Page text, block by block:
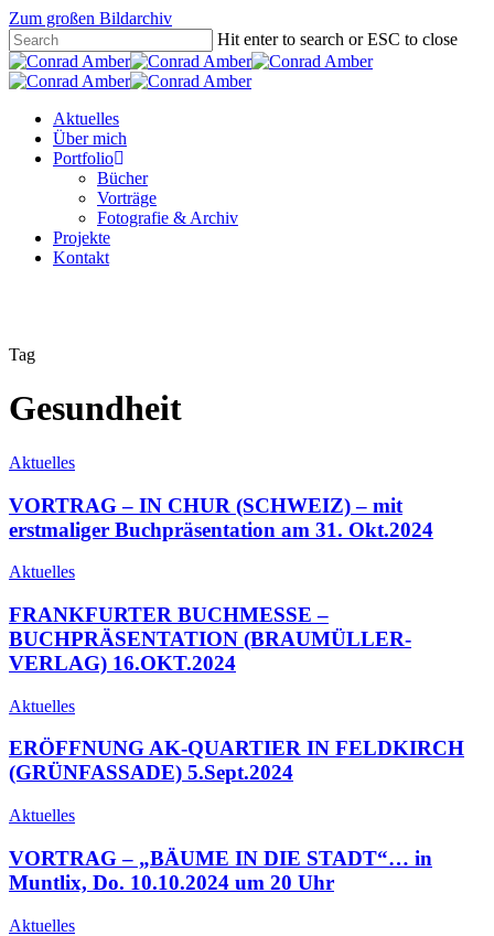
Zum großen Bildarchiv
Hit enter to search or ESC to close
Aktuelles
Über mich
Portfolio
Bücher
Vorträge
Fotografie & Archiv
Projekte
Kontakt
Tag
Gesundheit
Aktuelles
VORTRAG – IN CHUR (SCHWEIZ) – mit
erstmaliger Buchpräsentation am 31. Okt.2024
Aktuelles
FRANKFURTER BUCHMESSE –
BUCHPRÄSENTATION (BRAUMÜLLER-
VERLAG) 16.OKT.2024
Aktuelles
ERÖFFNUNG AK-QUARTIER IN FELDKIRCH
(GRÜNFASSADE) 5.Sept.2024
Aktuelles
VORTRAG – „BÄUME IN DIE STADT“… in
Muntlix, Do. 10.10.2024 um 20 Uhr
Aktuelles